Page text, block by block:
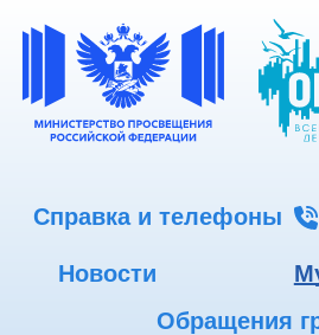
Справка и телефоны
Новости
Обращения